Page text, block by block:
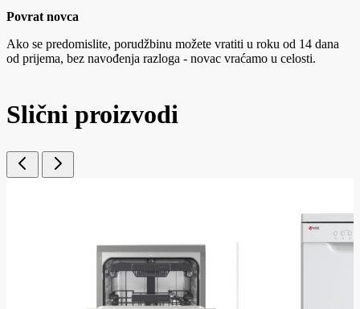
Povrat novca
Ako se predomislite, porudžbinu možete vratiti u roku od 14 dana
od prijema, bez navođenja razloga - novac vraćamo u celosti.
Slični proizvodi